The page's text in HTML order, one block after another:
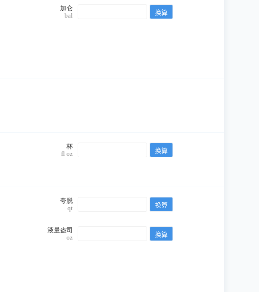
加仑
bal
杯
fl oz
夸脱
qt
液量盎司
oz